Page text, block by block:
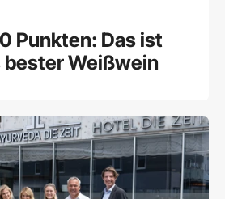
Punkten: Das ist
Weißwein